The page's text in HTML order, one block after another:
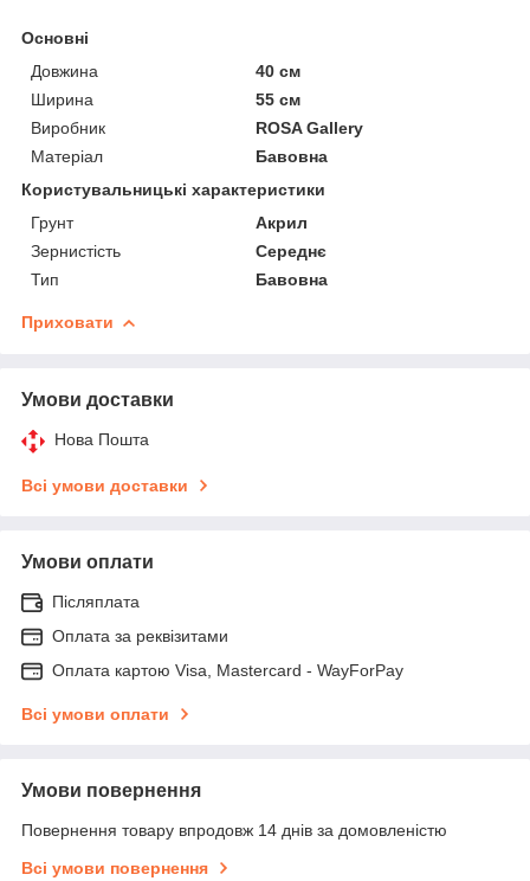
Основні
Довжина
40 см
Ширина
55 см
Виробник
ROSA Gallery
Матеріал
Бавовна
Користувальницькі характеристики
Грунт
Акрил
Зернистість
Середнє
Тип
Бавовна
Приховати
Умови доставки
Нова Пошта
Всі умови доставки
Умови оплати
Післяплата
Оплата за реквізитами
Оплата картою Visa, Mastercard - WayForPay
Всі умови оплати
Умови повернення
Повернення товару впродовж 14 днів за домовленістю
Всі умови повернення